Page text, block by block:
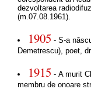
dezvoltarea
(m.07.08.1961).
1905 - S-a
Demetrescu), poet,
1915 - A murit
membru de onoare